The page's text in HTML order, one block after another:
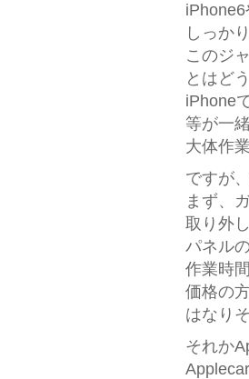
しっか
このジ
とはど
iPhone
等が一
大体作
ですが
まず、
取り外
パネル
作業時
価格の
はなり
それか